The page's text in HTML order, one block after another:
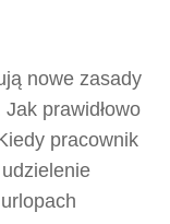
nowe zasady
prawidłowo
pracownik